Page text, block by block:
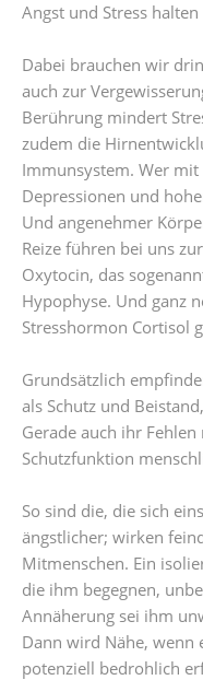
Angst und Stress
Dabei brauchen wir
auch zur
Berührung mindert
zudem die
Immunsystem. Wer
Depressionen und
Und angenehmer
Reize führen bei uns
Oxytocin, das
Hypophyse. Und ganz
Stresshormon Cortisol
Grundsätzlich
als Schutz und
Gerade auch ihr
Schutzfunktion
So sind die, die sich
ängstlicher; wirken
Mitmenschen. Ein
die ihm begegnen,
Annäherung sei ihm
Dann wird Nähe, wenn
potenziell bedrohlich